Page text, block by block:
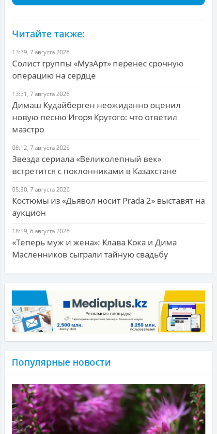
Читайте также:
13:39, 7 августа 2026
Солист группы «МузАрт» перенес срочную
операцию на сердце
13:31, 7 августа 2026
Димаш Кудайберген неожиданно оценил
новую песню Игоря Крутого: что ответил
маэстро
08:12, 7 августа 2026
Звезда сериала «Великолепный век»
встретится с поклонниками в Казахстане
05:30, 7 августа 2026
Костюмы из «Дьявол носит Prada 2» выставят на
аукцион
18:59, 6 августа 2026
«Теперь муж и жена»: Клава Кока и Дима
Масленников сыграли тайную свадьбу
Популярные новости